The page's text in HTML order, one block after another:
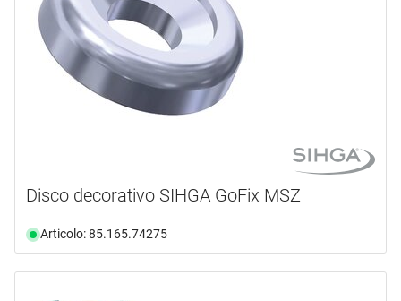
Disco decorativo SIHGA GoFix MSZ
Articolo: 85.165.74275